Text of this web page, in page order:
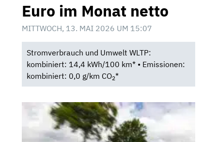
Euro im Monat netto
MITTWOCH, 13. MAI 2026 UM 15:07
Stromverbrauch und Umwelt WLTP:
kombiniert: 14,4 kWh/100 km* • Emissionen:
kombiniert: 0,0 g/km CO2*